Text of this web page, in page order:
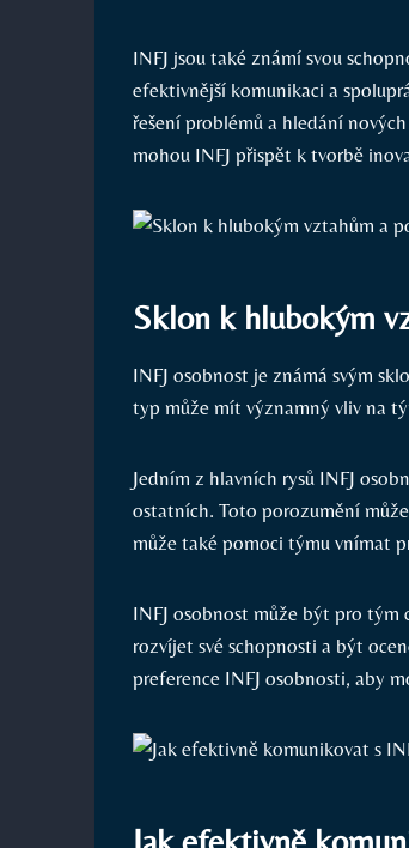
INFJ jsou také známí svou
efektivnější komunikaci a
řešení problémů a hledání
mohou INFJ přispět k tvorbě
Sklon k hlubokým
INFJ osobnost je známá svým
typ může mít významný vliv na
Jedním z hlavních rysů INFJ
ostatních. Toto porozumění
může také pomoci týmu vnímat
INFJ osobnost může být pro
rozvíjet své schopnosti a být
preference INFJ osobnosti, aby